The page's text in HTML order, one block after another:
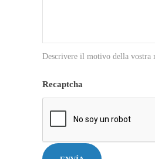
Descrivere il motivo della vostra
Recaptcha